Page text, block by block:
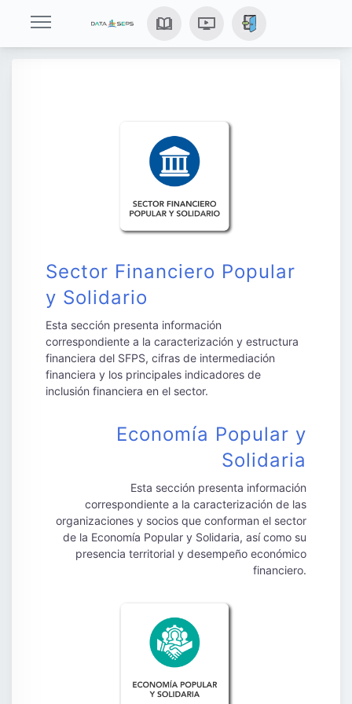
Sector Financiero Popular
y Solidario
Esta sección presenta información
correspondiente a la caracterización y estructura
financiera del SFPS, cifras de intermediación
financiera y los principales indicadores de
inclusión financiera en el sector.
Economía Popular y
Solidaria
Esta sección presenta información
correspondiente a la caracterización de las
organizaciones y socios que conforman el sector
de la Economía Popular y Solidaria, así como su
presencia territorial y desempeño económico
financiero.